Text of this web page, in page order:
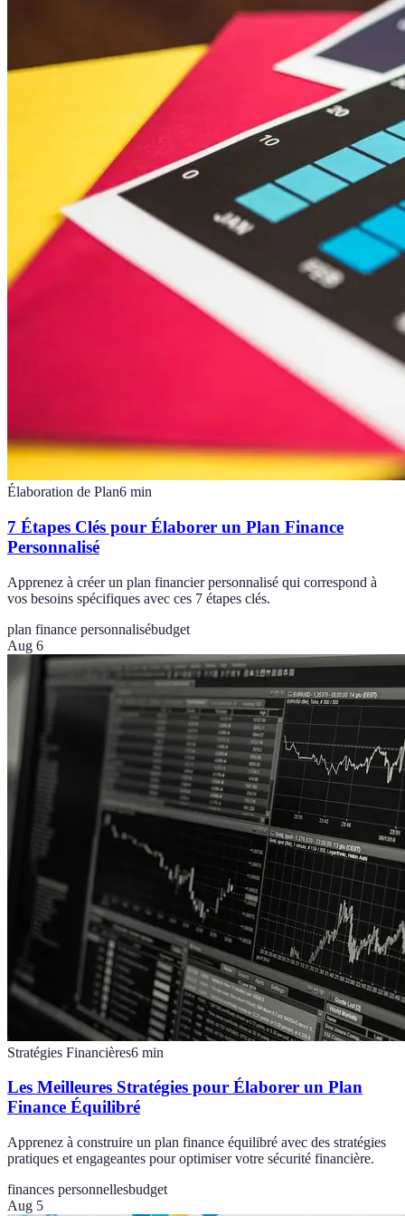
Élaboration de Plan6 min
7 Étapes Clés pour Élaborer un Plan Finance
Personnalisé
Apprenez à créer un plan financier personnalisé qui correspond à
vos besoins spécifiques avec ces 7 étapes clés.
plan finance personnalisébudget
Aug 6
Stratégies Financières6 min
Les Meilleures Stratégies pour Élaborer un Plan
Finance Équilibré
Apprenez à construire un plan finance équilibré avec des stratégies
pratiques et engageantes pour optimiser votre sécurité financière.
finances personnellesbudget
Aug 5